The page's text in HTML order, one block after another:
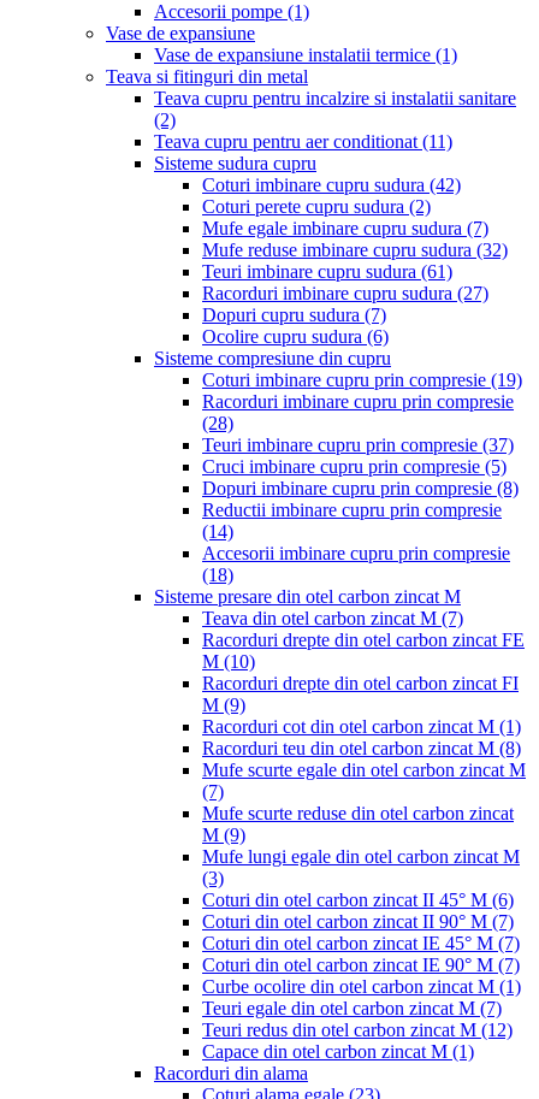
Accesorii pompe (1)
Vase de expansiune
Vase de expansiune instalatii termice (1)
Teava si fitinguri din metal
Teava cupru pentru incalzire si instalatii sanitare
(2)
Teava cupru pentru aer conditionat (11)
Sisteme sudura cupru
Coturi imbinare cupru sudura (42)
Coturi perete cupru sudura (2)
Mufe egale imbinare cupru sudura (7)
Mufe reduse imbinare cupru sudura (32)
Teuri imbinare cupru sudura (61)
Racorduri imbinare cupru sudura (27)
Dopuri cupru sudura (7)
Ocolire cupru sudura (6)
Sisteme compresiune din cupru
Coturi imbinare cupru prin compresie (19)
Racorduri imbinare cupru prin compresie
(28)
Teuri imbinare cupru prin compresie (37)
Cruci imbinare cupru prin compresie (5)
Dopuri imbinare cupru prin compresie (8)
Reductii imbinare cupru prin compresie
(14)
Accesorii imbinare cupru prin compresie
(18)
Sisteme presare din otel carbon zincat M
Teava din otel carbon zincat M (7)
Racorduri drepte din otel carbon zincat FE
M (10)
Racorduri drepte din otel carbon zincat FI
M (9)
Racorduri cot din otel carbon zincat M (1)
Racorduri teu din otel carbon zincat M (8)
Mufe scurte egale din otel carbon zincat M
(7)
Mufe scurte reduse din otel carbon zincat
M (9)
Mufe lungi egale din otel carbon zincat M
(3)
Coturi din otel carbon zincat II 45° M (6)
Coturi din otel carbon zincat II 90° M (7)
Coturi din otel carbon zincat IE 45° M (7)
Coturi din otel carbon zincat IE 90° M (7)
Curbe ocolire din otel carbon zincat M (1)
Teuri egale din otel carbon zincat M (7)
Teuri redus din otel carbon zincat M (12)
Capace din otel carbon zincat M (1)
Racorduri din alama
Coturi alama egale (23)